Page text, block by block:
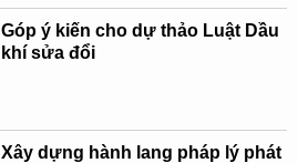
Góp ý kiến cho dự thảo Luật Dầu
khí sửa đổi
Xây dựng hành lang pháp lý phát